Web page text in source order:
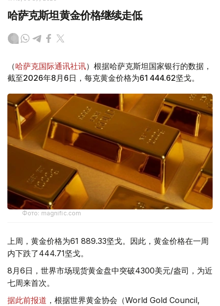
哈萨克斯坦黄金价格继续走低
（哈萨克国际通讯社讯）根据哈萨克斯坦国家银行的数据，
截至2026年8月6日，每克黄金价格为61 444.62坚戈。
Фото: magnific.com
上周，黄金价格为61 889.33坚戈。因此，黄金价格在一周
内下跌了444.71坚戈。
8月6日，世界市场现货黄金盘中突破4300美元/盎司，为近
七周来首次。
据此前报道 ，根据世界黄金协会（World Gold Council,